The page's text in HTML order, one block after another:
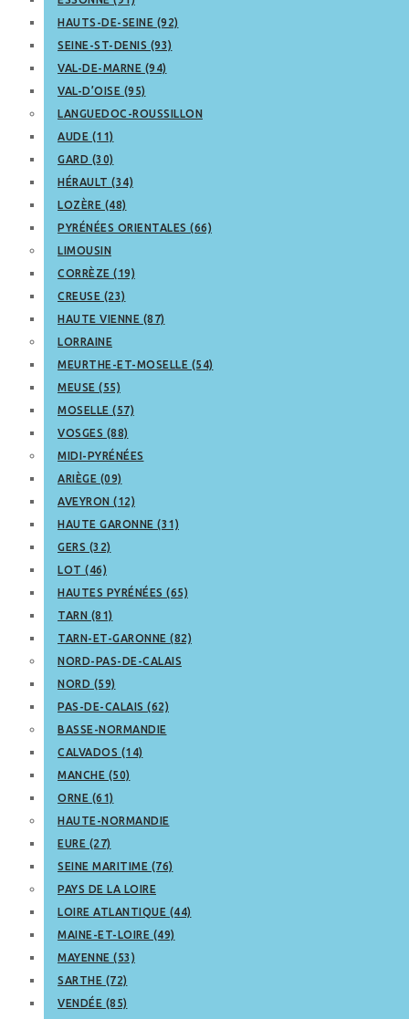
HAUTS-DE-SEINE (92)
SEINE-ST-DENIS (93)
VAL-DE-MARNE (94)
VAL-D’OISE (95)
LANGUEDOC-ROUSSILLON
AUDE (11)
GARD (30)
HÉRAULT (34)
LOZÈRE (48)
PYRÉNÉES ORIENTALES (66)
LIMOUSIN
CORRÈZE (19)
CREUSE (23)
HAUTE VIENNE (87)
LORRAINE
MEURTHE-ET-MOSELLE (54)
MEUSE (55)
MOSELLE (57)
VOSGES (88)
MIDI-PYRÉNÉES
ARIÈGE (09)
AVEYRON (12)
HAUTE GARONNE (31)
GERS (32)
LOT (46)
HAUTES PYRÉNÉES (65)
TARN (81)
TARN-ET-GARONNE (82)
NORD-PAS-DE-CALAIS
NORD (59)
PAS-DE-CALAIS (62)
BASSE-NORMANDIE
CALVADOS (14)
MANCHE (50)
ORNE (61)
HAUTE-NORMANDIE
EURE (27)
SEINE MARITIME (76)
PAYS DE LA LOIRE
LOIRE ATLANTIQUE (44)
MAINE-ET-LOIRE (49)
MAYENNE (53)
SARTHE (72)
VENDÉE (85)